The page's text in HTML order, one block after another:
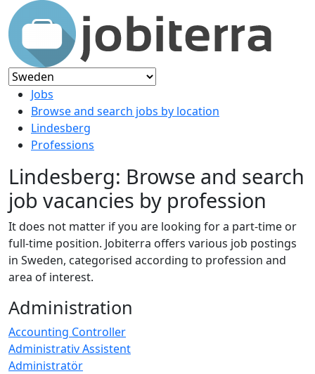
Jobs
Browse and search jobs by location
Lindesberg
Professions
Lindesberg: Browse and search
job vacancies by profession
It does not matter if you are looking for a part-time or
full-time position. Jobiterra offers various job postings
in Sweden, categorised according to profession and
area of interest.
Administration
Accounting Controller
Administrativ Assistent
Administratör